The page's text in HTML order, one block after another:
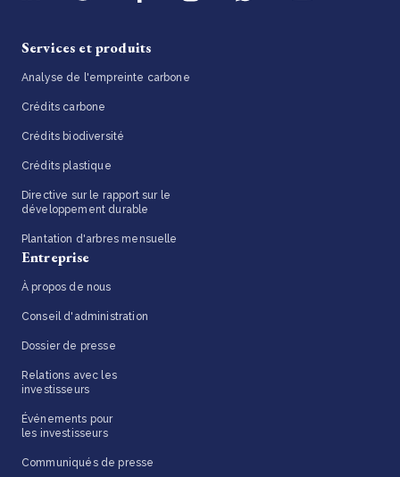
Services et produits
Analyse de l'empreinte carbone
Crédits carbone
Crédits biodiversité
Crédits plastique
Directive sur le rapport sur le
développement durable
Plantation d'arbres mensuelle
Entreprise
À propos de nous
Conseil d'administration
Dossier de presse
Relations avec les
investisseurs
Événements pour
les investisseurs
Communiqués de presse